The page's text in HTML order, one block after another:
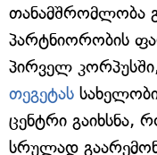
თანამშრომლობა
პარტნიორობის
პირველ კორპუსში,
თეგეტას
ცენტრი გაიხსნა,
სრულად